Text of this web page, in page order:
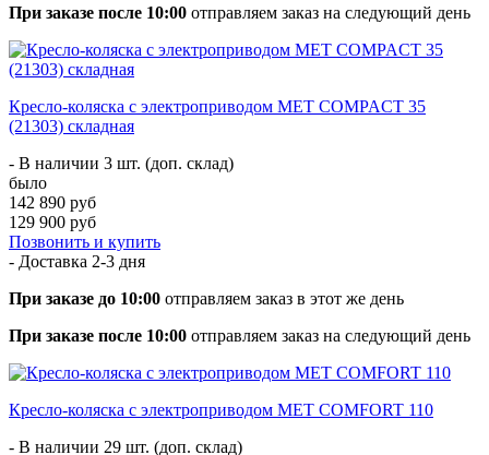
При заказе после 10:00 отправляем заказ на следующий день
Кресло-коляска с электроприводом MET COMPACT 35
(21303) складная
- В наличии 3 шт. (доп. склад)
было
142 890 руб
129 900 руб
Позвонить и купить
- Доставка 2-3 дня
При заказе до 10:00 отправляем заказ в этот же день
При заказе после 10:00 отправляем заказ на следующий день
Кресло-коляска с электроприводом MET COMFORT 110
- В наличии 29 шт. (доп. склад)